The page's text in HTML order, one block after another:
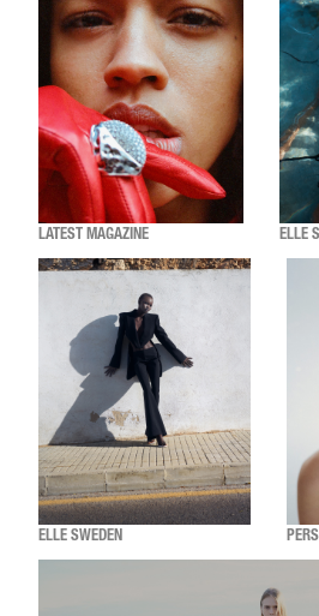
LATEST MAGAZINE ELLE
ELLE SWEDEN